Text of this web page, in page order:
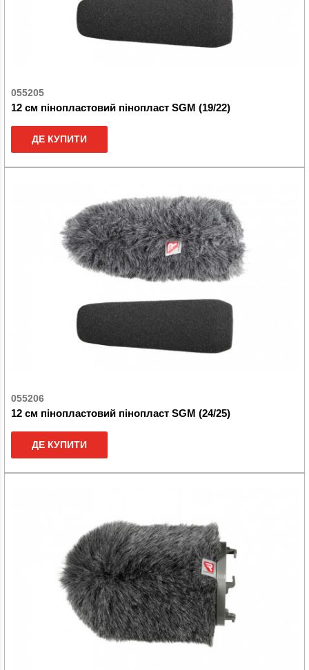
055205
12 см пінопластовий пінопласт SGM (19/22)
ДЕ КУПИТИ
055206
12 см пінопластовий пінопласт SGM (24/25)
ДЕ КУПИТИ